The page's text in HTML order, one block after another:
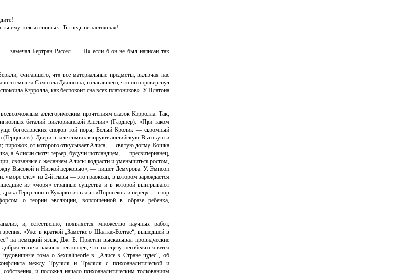
ему только снишься. Ты ведь не настоящая!
— замечал Бертран Рассел. — Но если б он не был написан так
считавшего, что все материальные предметы, включая нас
смысла Сэмюэла Джонсона, полагавшего, что он опровергнул
Кэрролла, как беспокоит она всех платоников». У Платона
аллегорическим прочтениям сказок Кэрролла. Так,
баталий викторианской Англии» (Гарднер): «При таком
богословских споров той поры; Белый Кролик — скромный
(Герцогиня). Двери в зале символизируют английскую Высокую и
от которого откусывает Алиса, — святую догму. Кошка
а Алисин скотч-терьер, будучи шотландцем, — пресвитерианец,
связанные с желанием Алисы подрасти и уменьшиться ростом,
Высокой и Низкой церковью», — пишет Демурова. У. Эмпсон
слез» из 2-й главы — это праокеан, в котором зарождается
из «моря» странные существа и в которой выигрывают
драка Герцогини и Кухарки из главы «Поросенок и перец» — спор
о теории эволюции, воплощенной в образе ребенка,
и, естественно, появляется множество научных работ,
«Уже в краткой „Заметке о Шалтае-Болтае“, вышедшей в
на немецкий язык, Дж. Б. Пристли высказывал провидческие
тысяча важных тевтонцев, что на сцену неизбежно явятся
тома о Sexualtheorie в „Алисe в Стране чудес“, об
между Труляля и Траляля с психоаналитической и
и положил начало психоаналитическим толкованиям